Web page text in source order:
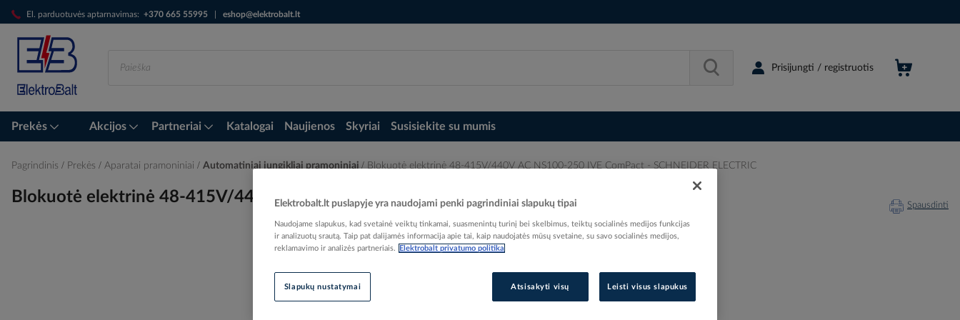
El. parduotuvės aptarnavimas: +370 665 55995 eshop@elektrobalt.lt
Skip
to
Content
Prisijungti / registruotis
Prekės Akcijos Partneriai Katalogai Naujienos Skyriai Susisiekite su mumis
Pagrindinis Prekės Aparatai pramoniniai Automatiniai jungikliai pramoniniai Blokuotė elektrinė 48-415V/440V AC NS100-250 IVE ComPact - SCHNEIDER ELECTRIC
Blokuotė elektrinė 48-415V/440V AC NS100-250 IVE ComPact - SCHNEIDER ELECTRIC Spausdinti
Elektrobalt prekės kodas
209687
EAN kodas
3303430293521
Elektrobalt.lt puslapyje yra naudojami penki pagrindiniai slapukų tipai
Naudojame slapukus, kad svetainė veiktų tinkamai, suasmenintų turinį bei skelbimus, teiktų socialinės medijos funkcijas
ir analizuotų srautą. Taip pat dalijamės informacija apie tai, kaip naudojatės mūsų svetaine, su savo socialinės medijos,
reklamavimo ir analizės partneriais.
Elektrobalt privatumo politika
Slapukų nustatymai Atsisakyti visų Leisti visus slapukus